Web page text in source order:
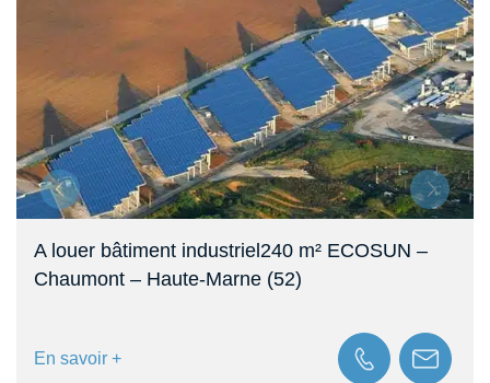
A louer bâtiment industriel240 m² ECOSUN –
Chaumont – Haute-Marne (52)
En savoir +